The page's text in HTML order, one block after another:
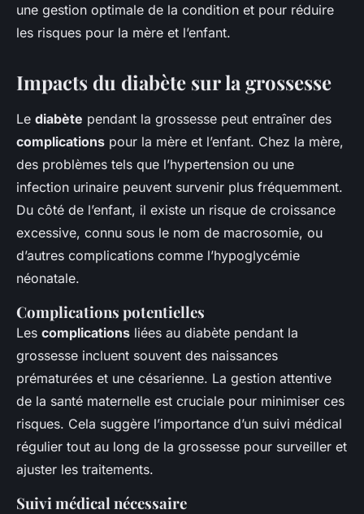
une gestion optimale de la condition et pour réduire
les risques pour la mère et l’enfant.
Impacts du diabète sur la grossesse
Le diabète pendant la grossesse peut entraîner des
complications pour la mère et l’enfant. Chez la mère,
des problèmes tels que l’hypertension ou une
infection urinaire peuvent survenir plus fréquemment.
Du côté de l’enfant, il existe un risque de croissance
excessive, connu sous le nom de macrosomie, ou
d’autres complications comme l’hypoglycémie
néonatale.
Complications potentielles
Les complications liées au diabète pendant la
grossesse incluent souvent des naissances
prématurées et une césarienne. La gestion attentive
de la santé maternelle est cruciale pour minimiser ces
risques. Cela suggère l’importance d’un suivi médical
régulier tout au long de la grossesse pour surveiller et
ajuster les traitements.
Suivi médical nécessaire